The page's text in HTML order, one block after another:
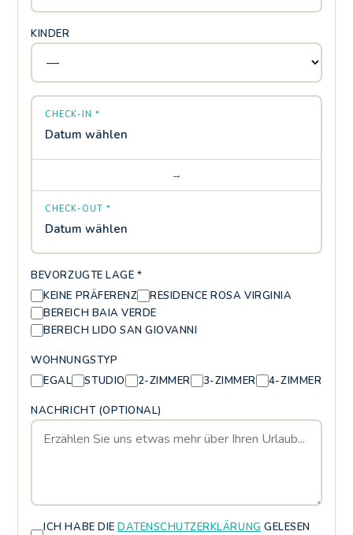
KINDER
CHECK-IN *
Datum wählen
→
CHECK-OUT *
Datum wählen
BEVORZUGTE LAGE *
KEINE PRÄFERENZ
RESIDENCE ROSA VIRGINIA
BEREICH BAIA VERDE
BEREICH LIDO SAN GIOVANNI
WOHNUNGSTYP
EGAL
STUDIO 2-ZIMMER 3-ZIMMER 4-ZIMMER
NACHRICHT (OPTIONAL)
ICH HABE DIEDATENSCHUTZERKLÄRUNG GELESEN